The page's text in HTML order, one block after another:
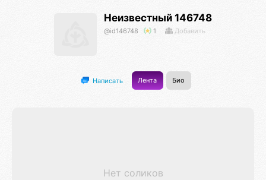
Неизвестный 146748
@id146748 1 Добавить
Написать Лента Био
Нет соликов